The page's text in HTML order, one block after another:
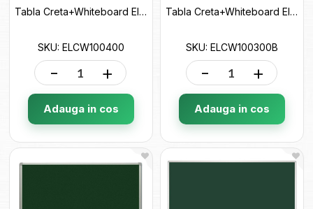
Tabla Creta+Whiteboard Elegant 100x400cm (5 suprafete) ELCW100400
SKU: ELCW100400
- +
Adauga in cos
Tabla Creta+Whiteboard Elegant 100x300cm (5 suprafete) ELCW100300B
SKU: ELCW100300B
- +
Adauga in cos